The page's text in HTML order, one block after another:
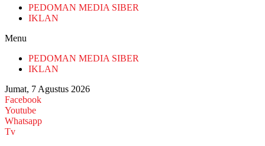
PEDOMAN MEDIA SIBER
IKLAN
Menu
PEDOMAN MEDIA SIBER
IKLAN
Jumat, 7 Agustus 2026
Facebook
Youtube
Whatsapp
Tv